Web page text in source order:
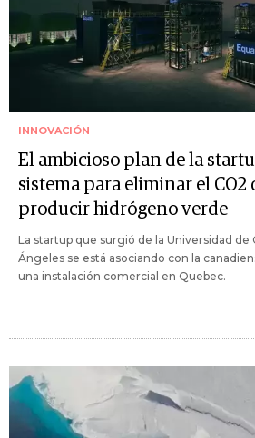
INNOVACIÓN
El ambicioso plan de la
sistema para eliminar el CO2
producir hidrógeno verde
La startup que surgió de la Universidad de
Ángeles se está asociando con la
una instalación comercial en Quebec.